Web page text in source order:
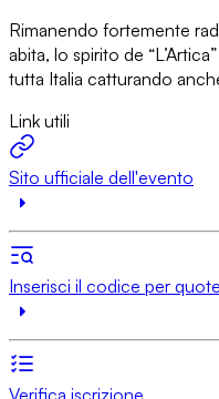
Rimanendo fortemente
abita, lo spirito de
tutta Italia catturando
Link utili
Sito ufficiale dell'evento
Inserisci il codice per
Verifica iscrizione